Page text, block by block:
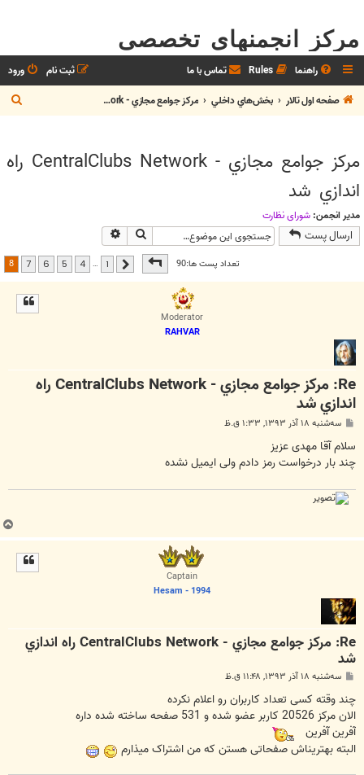
مرکز انجمنهای تخصصی
راهنما Rules تماس با ما ورود
ثبت نام
صفحه اول تالار
بخش‌هاي داخلي مرکز جوامع مجازي - CentralClubs Network
س
جمرکز جوامع مجازي - CentralClubs Network راه
اندازي شد
مدیر انجمن: شوراي نظارت
ارسال پست جستجو
تعداد پست ها:90صفحه از8 قبلی 1
…
4
5
6
7
8
Moderator
RAHVAR
Re: مرکز جوامع مجازي - CentralClubs Network راه
اندازي شد
ت
سه‌شنبه ۱۸ آذر ۱۳۹۳, ۱:۳۳ ق.ظ
سلام آقا مهدی عزیز
چند بار درخواست رمز دادم ولی ایمیل نشده
Captain
Hesam - 1994
Re: مرکز جوامع مجازي - CentralClubs Network راه اندازي
شد
ت
سه‌شنبه ۱۸ آذر ۱۳۹۳, ۱۱:۴۸ ق.ظ
چند وقته کسی تعداد کاربران رو اعلام نکرده
الان مرکز 20526 کاربر عضو شده و 531 صفحه ساخته شده داره
آفرین آفرین
البته بهتریناش صفحاتی هستن که من اشتراک میذارم